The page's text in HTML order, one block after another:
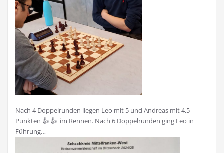
Nach 4 Doppelrunden liegen Leo mit 5 und Andreas mit 4,5
Punkten 👍 👍 im Rennen. Nach 6 Doppelrunden ging Leo in
Führung…